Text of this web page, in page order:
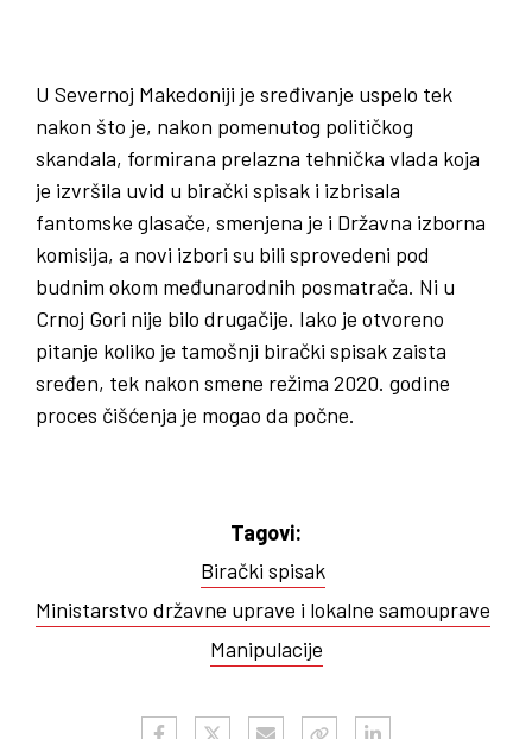
U Severnoj Makedoniji je sređivanje uspelo tek
nakon što je, nakon pomenutog političkog
skandala, formirana prelazna tehnička vlada koja
je izvršila uvid u birački spisak i izbrisala
fantomske glasače, smenjena je i Državna izborna
komisija, a novi izbori su bili sprovedeni pod
budnim okom međunarodnih posmatrača. Ni u
Crnoj Gori nije bilo drugačije. Iako je otvoreno
pitanje koliko je tamošnji birački spisak zaista
sređen, tek nakon smene režima 2020. godine
proces čišćenja je mogao da počne.
Tagovi:
Birački spisak
Ministarstvo državne uprave i lokalne samouprave
Manipulacije